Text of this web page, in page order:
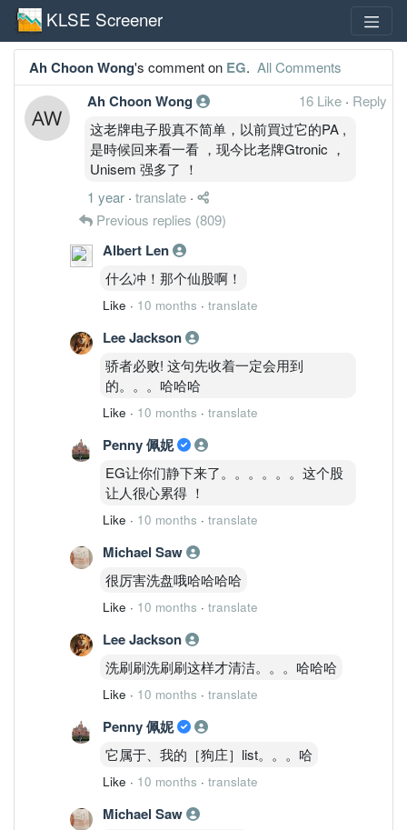
KLSE Screener
Ah Choon Wong's comment on EG. All Comments
Ah Choon Wong 16 Like · Reply
这老牌电子股真不简单，以前買过它的PA ,
是時候回来看一看 ，现今比老牌Gtronic ，
Unisem 强多了 ！
1 year · translate ·
Previous replies (809)
Albert Len
什么冲！那个仙股啊！
Like · 10 months · translate
Lee Jackson
骄者必败! 这句先收着一定会用到
的。。。哈哈哈
Like · 10 months · translate
Penny 佩妮
EG让你们静下来了。。。。。。这个股
让人很心累得 ！
Like · 10 months · translate
Michael Saw
很厉害洗盘哦哈哈哈哈
Like · 10 months · translate
Lee Jackson
洗刷刷洗刷刷这样才清洁。。。哈哈哈
Like · 10 months · translate
Penny 佩妮
它属于、我的［狗庄］list。。。哈
Like · 10 months · translate
Michael Saw